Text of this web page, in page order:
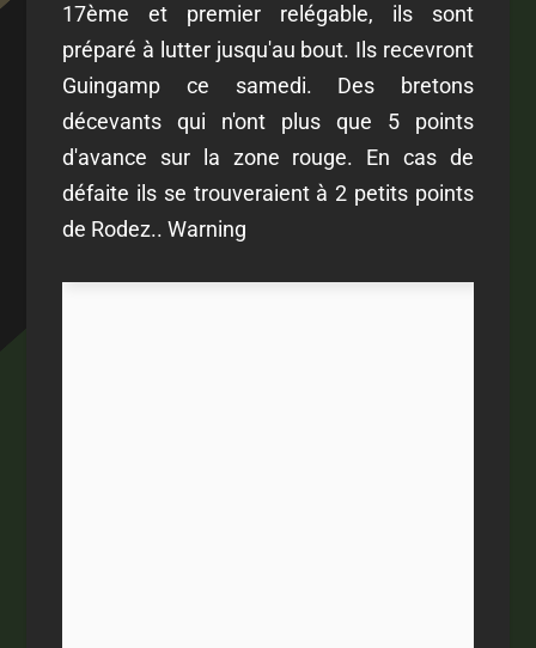
17ème et premier relégable, ils sont
préparé à lutter jusqu'au bout. Ils recevront
Guingamp ce samedi. Des bretons
décevants qui n'ont plus que 5 points
d'avance sur la zone rouge. En cas de
défaite ils se trouveraient à 2 petits points
de Rodez.. Warning